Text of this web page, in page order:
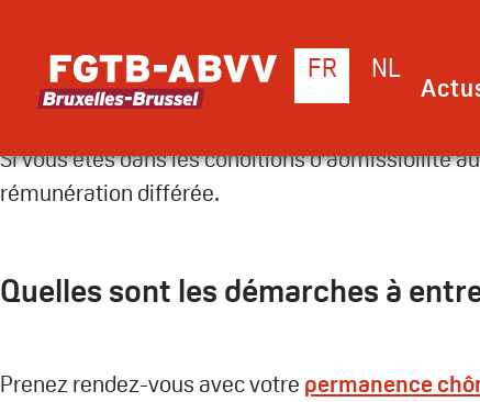
FR NL
Quand percevez-vous vos
Si vous êtes dans les conditions d’admissibilité
rémunération différée.
Quelles sont les démarches à
Prenez rendez-vous avec votre permanence